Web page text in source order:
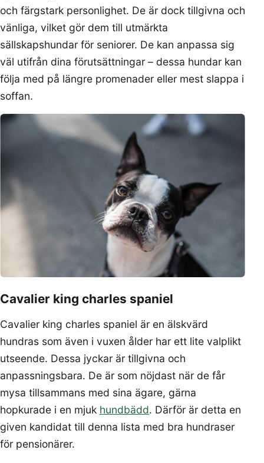
och färgstark personlighet. De är dock tillgivna och
vänliga, vilket gör dem till utmärkta
sällskapshundar för seniorer. De kan anpassa sig
väl utifrån dina förutsättningar – dessa hundar kan
följa med på längre promenader eller mest slappa i
soffan.
Cavalier king charles spaniel
Cavalier king charles spaniel är en älskvärd
hundras som även i vuxen ålder har ett lite valplikt
utseende. Dessa jyckar är tillgivna och
anpassningsbara. De är som nöjdast när de får
mysa tillsammans med sina ägare, gärna
hopkurade i en mjuk hundbädd. Därför är detta en
given kandidat till denna lista med bra hundraser
för pensionärer.